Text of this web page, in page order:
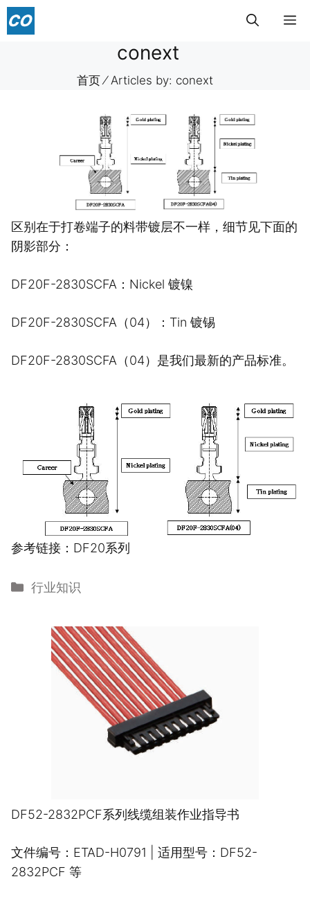
跳
至
菜
conext
首页⁄Articles by: conext
区别在于打卷端子的料带镀层不一样，细节见下面的
阴影部分：
DF20F-2830SCFA：Nickel 镀镍
DF20F-2830SCFA（04）：Tin 镀锡
DF20F-2830SCFA（04）是我们最新的产品标准。
参考链接： DF20系列
分
行业知识
DF52-2832PCF系列线缆组装作业指导书
文件编号：ETAD-H0791 | 适用型号：DF52-
2832PCF 等